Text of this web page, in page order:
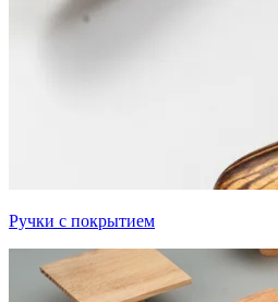
Ручки с покрытием